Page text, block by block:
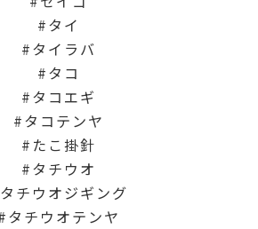
タイ
タイラバ
タコ
タコエギ
タコテンヤ
たこ掛針
タチウオ
タチウオジギング
タチウオテンヤ